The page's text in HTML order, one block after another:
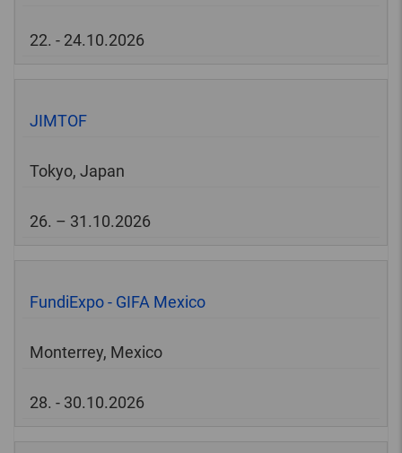
22. - 24.10.2026
JIMTOF
Tokyo, Japan
26. – 31.10.2026
FundiExpo - GIFA Mexico
Monterrey, Mexico
28. - 30.10.2026